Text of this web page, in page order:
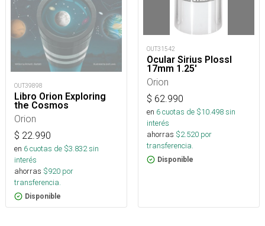
OUT39898
Libro Orion Exploring
the Cosmos
Orion
$ 22.990
en 6cuotas de $3.832sin
interés
ahorras $920 por
transferencia.
Disponible
OUT31542
Ocular Sirius Plossl
17mm 1.25'
Orion
$ 62.990
en 6cuotas de $10.498sin
interés
ahorras $2.520 por
transferencia.
Disponible